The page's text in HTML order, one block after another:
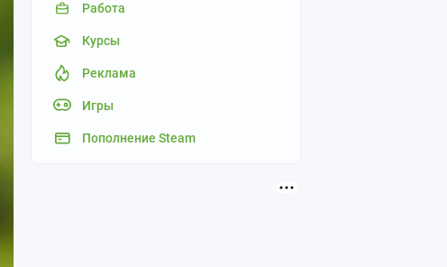
Работа
Курсы
Реклама
Игры
Пополнение Steam